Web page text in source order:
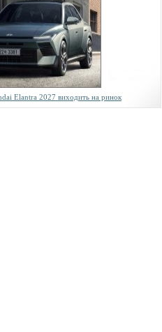
Elantra 2027 виходить на ринок